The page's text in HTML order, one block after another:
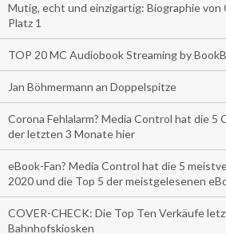
Mutig, echt und einzigartig: Biographie von
Platz 1
TOP 20 MC Audiobook Streaming by
Jan Böhmermann an Doppelspitze
Corona Fehlalarm? Media Control hat die 5
der letzten 3 Monate hier
eBook-Fan? Media Control hat die 5
2020 und die Top 5 der meistgelesenen
COVER-CHECK: Die Top Ten Verkäufe
Bahnhofskiosken